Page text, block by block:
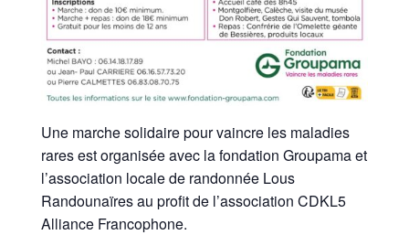
Une marche solidaire pour vaincre les maladies
rares est organisée avec la fondation Groupama et
l’association locale de randonnée Lous
Randounaïres au profit de l’association CDKL5
Alliance Francophone.